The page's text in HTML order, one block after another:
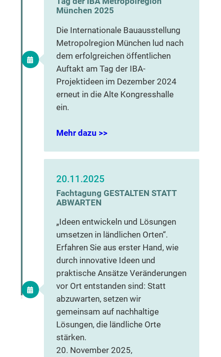
München 2025
Die Internationale Bauausstellung
Metropolregion München lud nach
dem erfolgreichen öffentlichen
Auftakt am Tag der IBA-
Projektideen im Dezember 2024
erneut in die Alte Kongresshalle
ein.
Mehr dazu >>
20.11.2025
Fachtagung GESTALTEN STATT
ABWARTEN
„Ideen entwickeln und Lösungen
umsetzen in ländlichen Orten“.
Erfahren Sie aus erster Hand, wie
durch innovative Ideen und
praktische Ansätze Veränderungen
vor Ort entstanden sind: Statt
abzuwarten, setzen wir
gemeinsam auf nachhaltige
Lösungen, die ländliche Orte
stärken.
20. November 2025,